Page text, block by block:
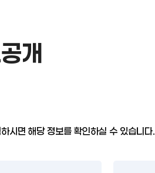
개
시면 해당 정보를 확인하실 수 있습니다.